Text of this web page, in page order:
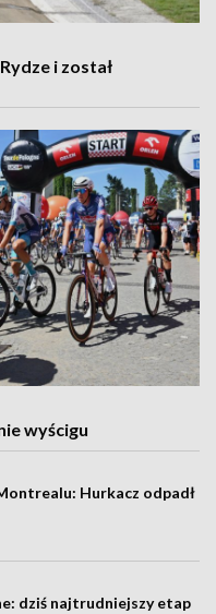
i został
wyścigu
Hurkacz odpadł
dziś najtrudniejszy etap